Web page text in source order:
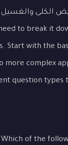
to break it
Start with the
more complex
question types
Which of the